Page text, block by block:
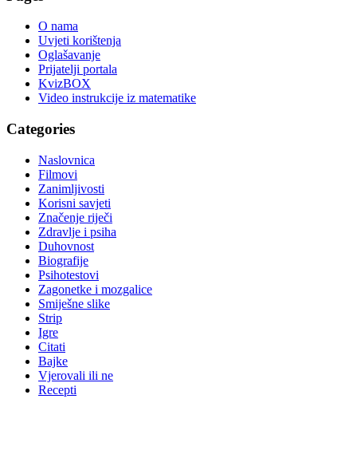
O nama
Uvjeti korištenja
Oglašavanje
Prijatelji portala
KvizBOX
Video instrukcije iz matematike
Categories
Naslovnica
Filmovi
Zanimljivosti
Korisni savjeti
Značenje riječi
Zdravlje i psiha
Duhovnost
Biografije
Psihotestovi
Zagonetke i mozgalice
Smiješne slike
Strip
Igre
Citati
Bajke
Vjerovali ili ne
Recepti